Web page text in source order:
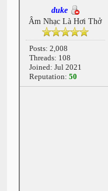
duke
Âm Nhạc Là Hơi Thở
Posts: 2,008
Threads: 108
Joined: Jul 2021
Reputation: 50